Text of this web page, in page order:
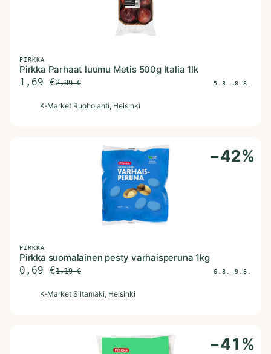
PIRKKA
Pirkka Parhaat luumu Metis 500g Italia 1lk
1,69 €2,99€ 5.8.–8.8.
K‑Market Ruoholahti, Helsinki
−42%
PIRKKA
Pirkka suomalainen pesty varhaisperuna 1kg
0,69 €1,19€ 6.8.–9.8.
K‑Market Siltamäki, Helsinki
−41 %